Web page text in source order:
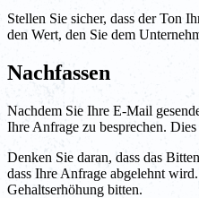
Stellen Sie sicher, dass der Ton
den Wert, den Sie dem
Nachfassen
Nachdem Sie Ihre E-Mail
Ihre Anfrage zu besprechen.
Denken Sie daran, dass das
dass Ihre Anfrage abgelehnt
Gehaltserhöhung bitten.